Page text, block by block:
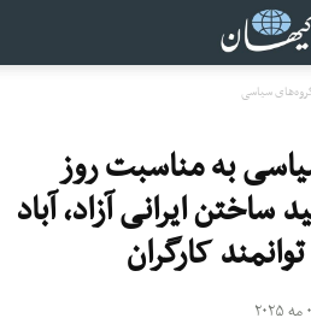
سیاسی
به مناسبت روز
ساختن ایرانی آزاد، آباد
کارگران